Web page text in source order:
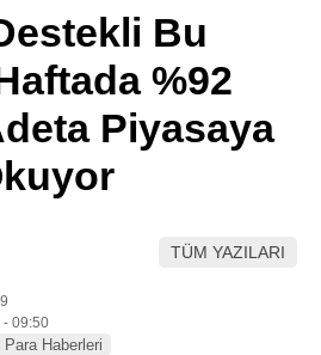
Youtube
TikTok
Pinterest
Bu
%92
Piyasaya
TÜM YAZILARI
- 09:50
Para Haberleri